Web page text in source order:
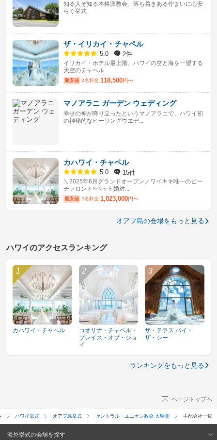
知る人ぞ知る本格派教会。落ち着きある佇まいに心安
らぐ挙式
ザ・イリカイ・チャペル
5.0 2件
イリカイ・ホテル最上階、ハワイの空と海を一望する
天空のチャペル
最安値 2名料金 118,500円〜
マノアラニ ガーデン ウェディング
幸せの神が降り立ったというマノアラニで、ハワイ初
の神秘的なヒーリングウエデ...
カハワイ・チャペル
5.0 15件
＼2025年6月グランドオープン／ワイキキ唯一のビー
チフロント×ペット婚対...
最安値 2名料金 1,023,000円〜
オアフ島の会場をもっと見る
ハワイのアクセスランキング
カハワイ・チャペル
コオリナ・チャペル・
プレイス・オブ・ジョ
イ
ザ・テラス バイ・
ザ・シー
ランキングをもっと見る
ページトップへ
ハワイ挙式 オアフ島挙式 セントラル・ユニオン教会 大聖堂 手配会社一覧
海外挙式の会場を探す